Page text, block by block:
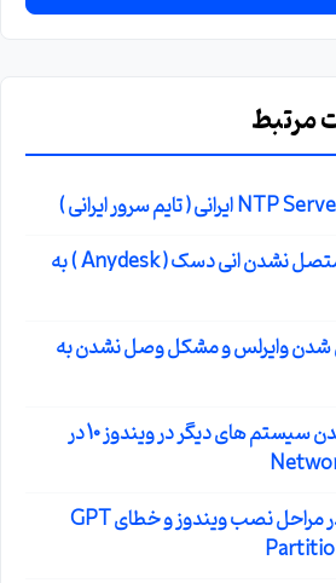
مرتبط
مشکل متصل نشدن انی دسک ( Anydesk ) به
شدن وایرلس و مشکل وصل نشدن به
دیده نشدن سیستم های دیگر در ویندوز 10 در
مشکل در مراحل نصب ویندوز و خطای GPT